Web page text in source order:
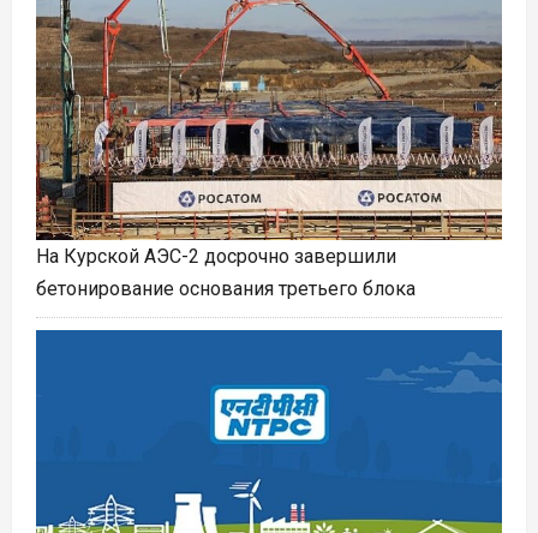
На Курской АЭС-2 досрочно завершили
бетонирование основания третьего блока